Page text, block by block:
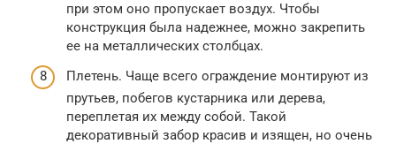
при этом оно пропускает воздух. Чтобы
конструкция была надежнее, можно закрепить
ее на металлических столбцах.
Плетень. Чаще всего ограждение монтируют из
прутьев, побегов кустарника или дерева,
переплетая их между собой. Такой
декоративный забор красив и изящен, но очень